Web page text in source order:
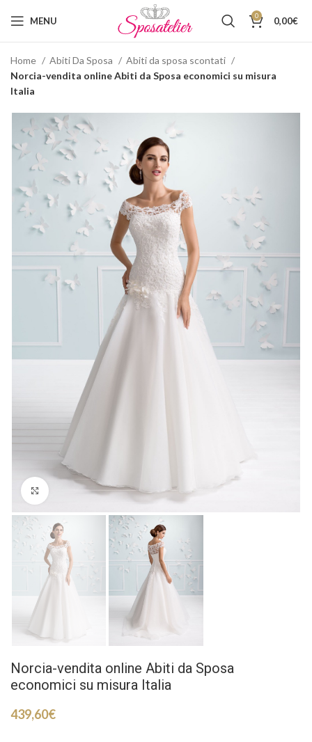
MENU 0 0,00€
Home Abiti Da Sposa
Abiti da sposa scontati
Norcia-vendita online Abiti da Sposa economici su misura
Italia
Click to enlarge
Norcia-vendita online Abiti da Sposa
economici su misura Italia
439,60€